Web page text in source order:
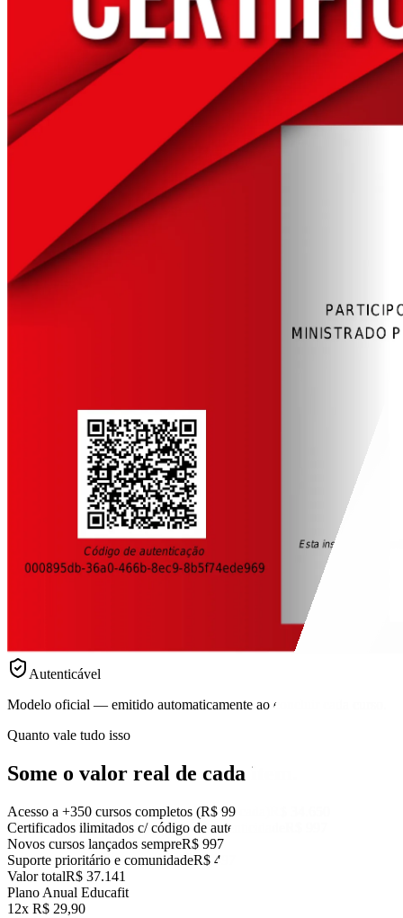
Autenticável
Modelo oficial — emitido automaticamente ao concluir cada curso.
Quanto vale tudo isso
Some o valor real de cada item.
Acesso a +350 cursos completos (R$ 99 cada)
Certificados ilimitados c/ código de autenticidade
Novos cursos lançados sempreR$ 997
Suporte prioritário e comunidadeR$ 497
Valor totalR$ 37.141
Plano Anual Educafit
12x R$ 29,90